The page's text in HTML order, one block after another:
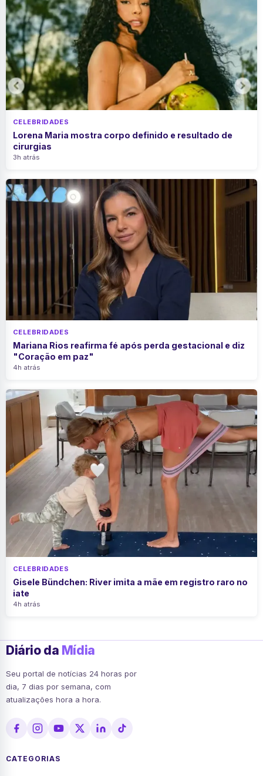
CELEBRIDADES
Lorena Maria mostra corpo definido e resultado de
cirurgias
3h atrás
CELEBRIDADES
Mariana Rios reafirma fé após perda gestacional e diz
"Coração em paz"
4h atrás
CELEBRIDADES
Gisele Bündchen: River imita a mãe em registro raro no
iate
4h atrás
Diário da Mídia
Seu portal de notícias 24 horas por
dia, 7 dias por semana, com
atualizações hora a hora.
CATEGORIAS